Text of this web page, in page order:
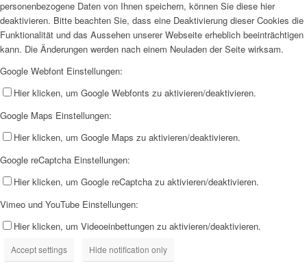
personenbezogene Daten von Ihnen speichern, können Sie diese hier
deaktivieren. Bitte beachten Sie, dass eine Deaktivierung dieser Cookies die
Funktionalität und das Aussehen unserer Webseite erheblich beeinträchtigen
kann. Die Änderungen werden nach einem Neuladen der Seite wirksam.
Google Webfont Einstellungen:
Hier klicken, um Google Webfonts zu aktivieren/deaktivieren.
Google Maps Einstellungen:
Hier klicken, um Google Maps zu aktivieren/deaktivieren.
Google reCaptcha Einstellungen:
Hier klicken, um Google reCaptcha zu aktivieren/deaktivieren.
Vimeo und YouTube Einstellungen:
Hier klicken, um Videoeinbettungen zu aktivieren/deaktivieren.
Accept settings Hide notification only